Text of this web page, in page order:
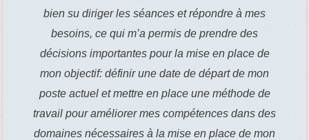
bien su diriger les séances et répondre à mes
besoins, ce qui m’a permis de prendre des
décisions importantes pour la mise en place de
mon objectif: définir une date de départ de mon
poste actuel et mettre en place une méthode de
travail pour améliorer mes compétences dans des
domaines nécessaires à la mise en place de mon